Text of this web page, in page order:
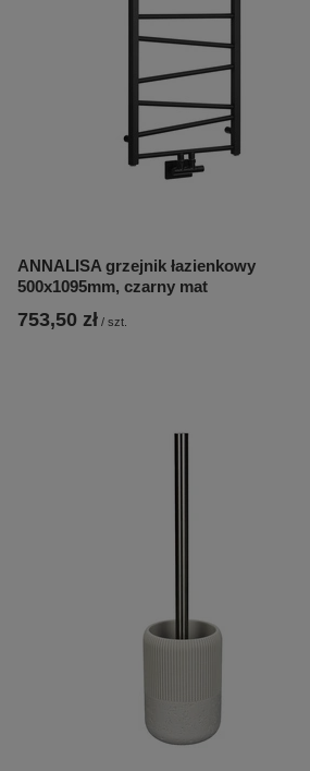
ANNALISA grzejnik łazienkowy
500x1095mm, czarny mat
753,50 zł / szt.